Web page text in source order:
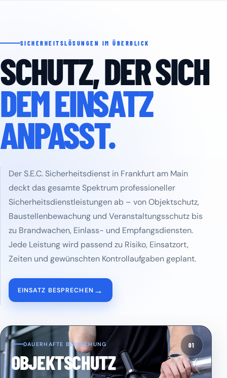
SICHERHEITSLÖSUNGEN IM ÜBERBLICK
SCHUTZ, DER SICH
DEM EINSATZ
ANPASST.
Der S.E.C. Sicherheitsdienst in Frankfurt am Main
deckt das gesamte Spektrum professioneller
Sicherheitsdienstleistungen ab – von Objektschutz,
Baustellenbewachung und Veranstaltungsschutz bis
zu Brandwachen, Einlass- und Empfangsdiensten.
Jede Leistung wird passend zu Risiko, Einsatzort,
Zeiten und gewünschten Kontrollaufgaben geplant.
EINSATZ BESPRECHEN →
01
DAUERHAFTE BEWACHUNG
OBJEKTSCHUTZ